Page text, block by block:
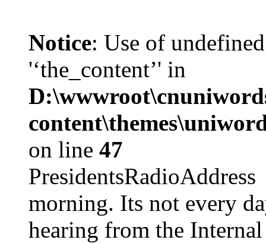
Notice: Use of
'‘the_content’' in
on line 47
morning. Its not every
hearing from the